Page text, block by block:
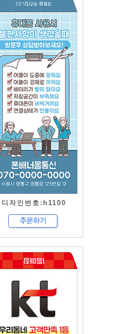
디자인번호:h1100